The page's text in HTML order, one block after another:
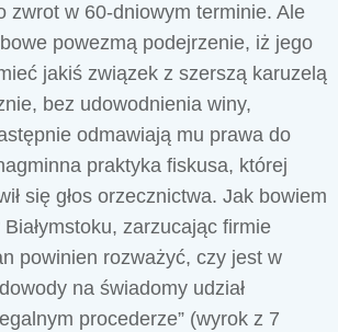
zwrot w 60-dniowym terminie. Ale
powezmą podejrzenie, iż jego
jakiś związek z szerszą karuzelą
bez udowodnienia winy,
odmawiają mu prawa do
praktyka fiskusa, której
się głos orzecznictwa. Jak bowiem
Białymstoku, zarzucając firmie
powinien rozważyć, czy jest w
na świadomy udział
procederze” (wyrok z 7